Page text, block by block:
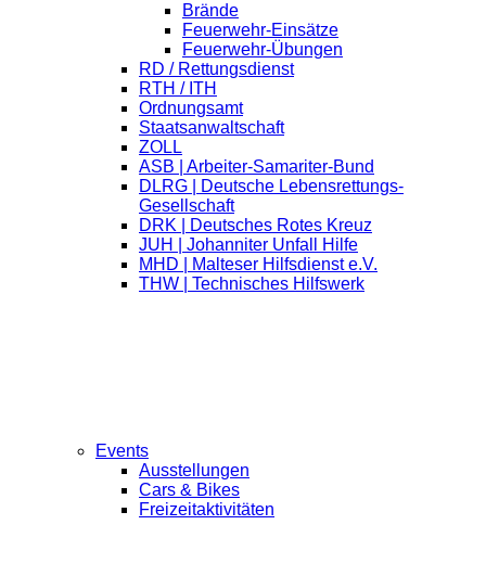
Brände
Feuerwehr-Einsätze
Feuerwehr-Übungen
RD / Rettungsdienst
RTH / ITH
Ordnungsamt
Staatsanwaltschaft
ZOLL
ASB | Arbeiter-Samariter-Bund
DLRG | Deutsche Lebensrettungs-
Gesellschaft
DRK | Deutsches Rotes Kreuz
JUH | Johanniter Unfall Hilfe
MHD | Malteser Hilfsdienst e.V.
THW | Technisches Hilfswerk
Events
Ausstellungen
Cars & Bikes
Freizeitaktivitäten